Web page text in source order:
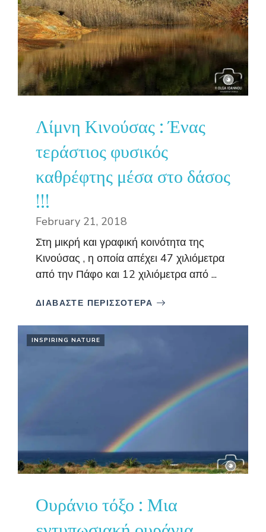
Λίμνη Κινούσας : Ένας
τεράστιος φυσικός
καθρέφτης μέσα στο δάσος
!!!
February 21, 2018
Στη μικρή και γραφική κοινότητα της
Κινούσας , η οποία απέχει 47 χιλιόμετρα
από την Πάφο και 12 χιλιόμετρα από ...
ΔΙΑΒΑΣΤΕ ΠΕΡΙΣΣΟΤΕΡΑ
INSPIRING NATURE
Ουράνιο τόξο : Μια